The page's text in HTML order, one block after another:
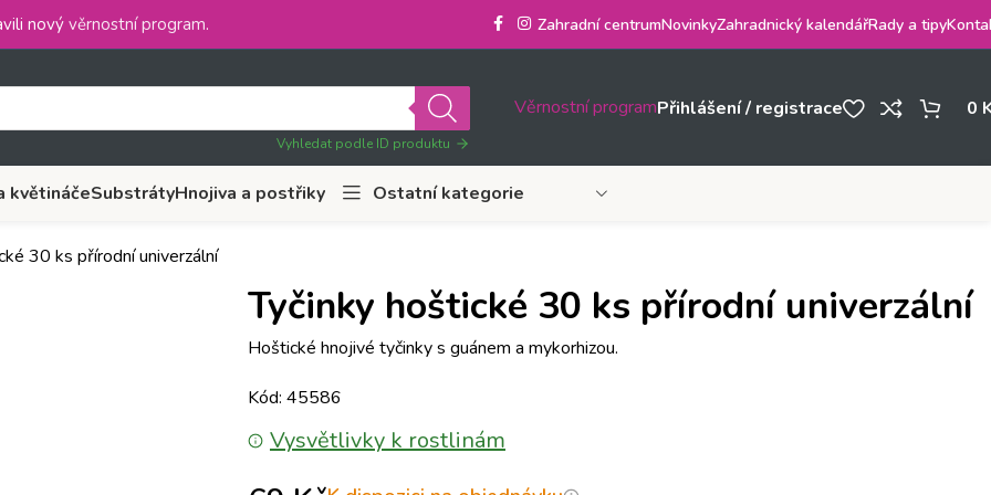
nový věrnostní program. Zahradní centrumNovinkyZahradnický kalendářRady a tipy
Vyhledat podle ID produktu
Věrnostní programPřihlášení / registrace 0
květináčeSubstrátyHnojiva a postřiky Ostatní kategorie
30 ks přírodní univerzální
Tyčinky hoštické 30 ks přírodní univerzální
Hoštické hnojivé tyčinky s guánem a mykorhizou.
Kód: 45586
Vysvětlivky k rostlinám